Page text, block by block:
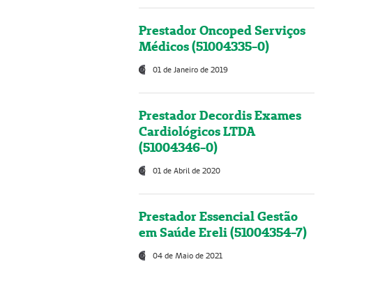
Prestador Oncoped Serviços
Médicos (51004335-0)
01 de Janeiro de 2019
Prestador Decordis Exames
Cardiológicos LTDA
(51004346-0)
01 de Abril de 2020
Prestador Essencial Gestão
em Saúde Ereli (51004354-7)
04 de Maio de 2021